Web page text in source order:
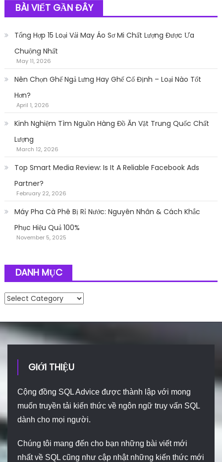
BÀI VIẾT GẦN ĐÂY
Tổng Hợp 15 Loại Vải May Áo Sơ Mi Chất Lượng Được Ưa
Chuộng Nhất
May 11, 2026
Nên Chọn Ghế Ngả Lưng Hay Ghế Cố Định – Loại Nào Tốt
Hơn?
April 1, 2026
Kinh Nghiệm Tìm Nguồn Hàng Đồ Ăn Vặt Trung Quốc Chất
Lượng
March 12, 2026
Top Smart Media Review: Is It A Reliable Facebook Ads
Partner?
February 22, 2026
Máy Pha Cà Phê Bị Rỉ Nước: Nguyên Nhân & Cách Khắc
Phục Hiệu Quả 100%
November 5, 2025
DANH MỤC
Danh mục
GIỚI THIỆU
Cộng đồng SQL Advice được thành lập với mong
muốn truyền tải kiến thức về ngôn ngữ truy vấn SQL
dành cho mọi người.
Chúng tôi mang đến cho bạn những bài viết mới
nhất về SQL cũng như cập nhật những kiến thức mới